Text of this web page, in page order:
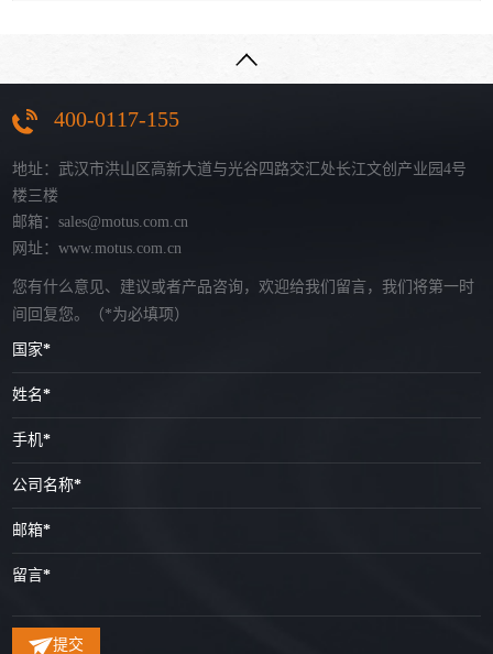
400-0117-155
地址：武汉市洪山区高新大道与光谷四路交汇处长江文创产业园4号
楼三楼
邮箱：sales@motus.com.cn
网址：www.motus.com.cn
您有什么意见、建议或者产品咨询，欢迎给我们留言，我们将第一时
间回复您。
（*为必填项）
国家*
姓名*
手机*
公司名称*
邮箱*
留言*
提交